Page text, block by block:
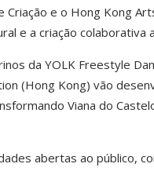
Criação e o Hong Kong
e a criação colaborativa
da YOLK Freestyle
(Hong Kong) vão
Viana do
abertas ao público,